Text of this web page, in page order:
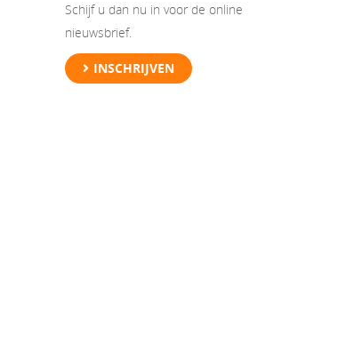
Schijf u dan nu in voor de online
nieuwsbrief.
INSCHRIJVEN